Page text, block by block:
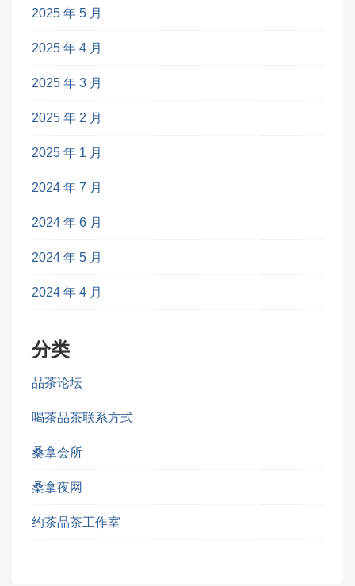
2025 年 5 月
2025 年 4 月
2025 年 3 月
2025 年 2 月
2025 年 1 月
2024 年 7 月
2024 年 6 月
2024 年 5 月
2024 年 4 月
分类
品茶论坛
喝茶品茶联系方式
桑拿会所
桑拿夜网
约茶品茶工作室